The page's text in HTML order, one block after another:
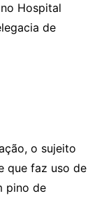
Hospital
de
o sujeito
que faz uso de
pino de